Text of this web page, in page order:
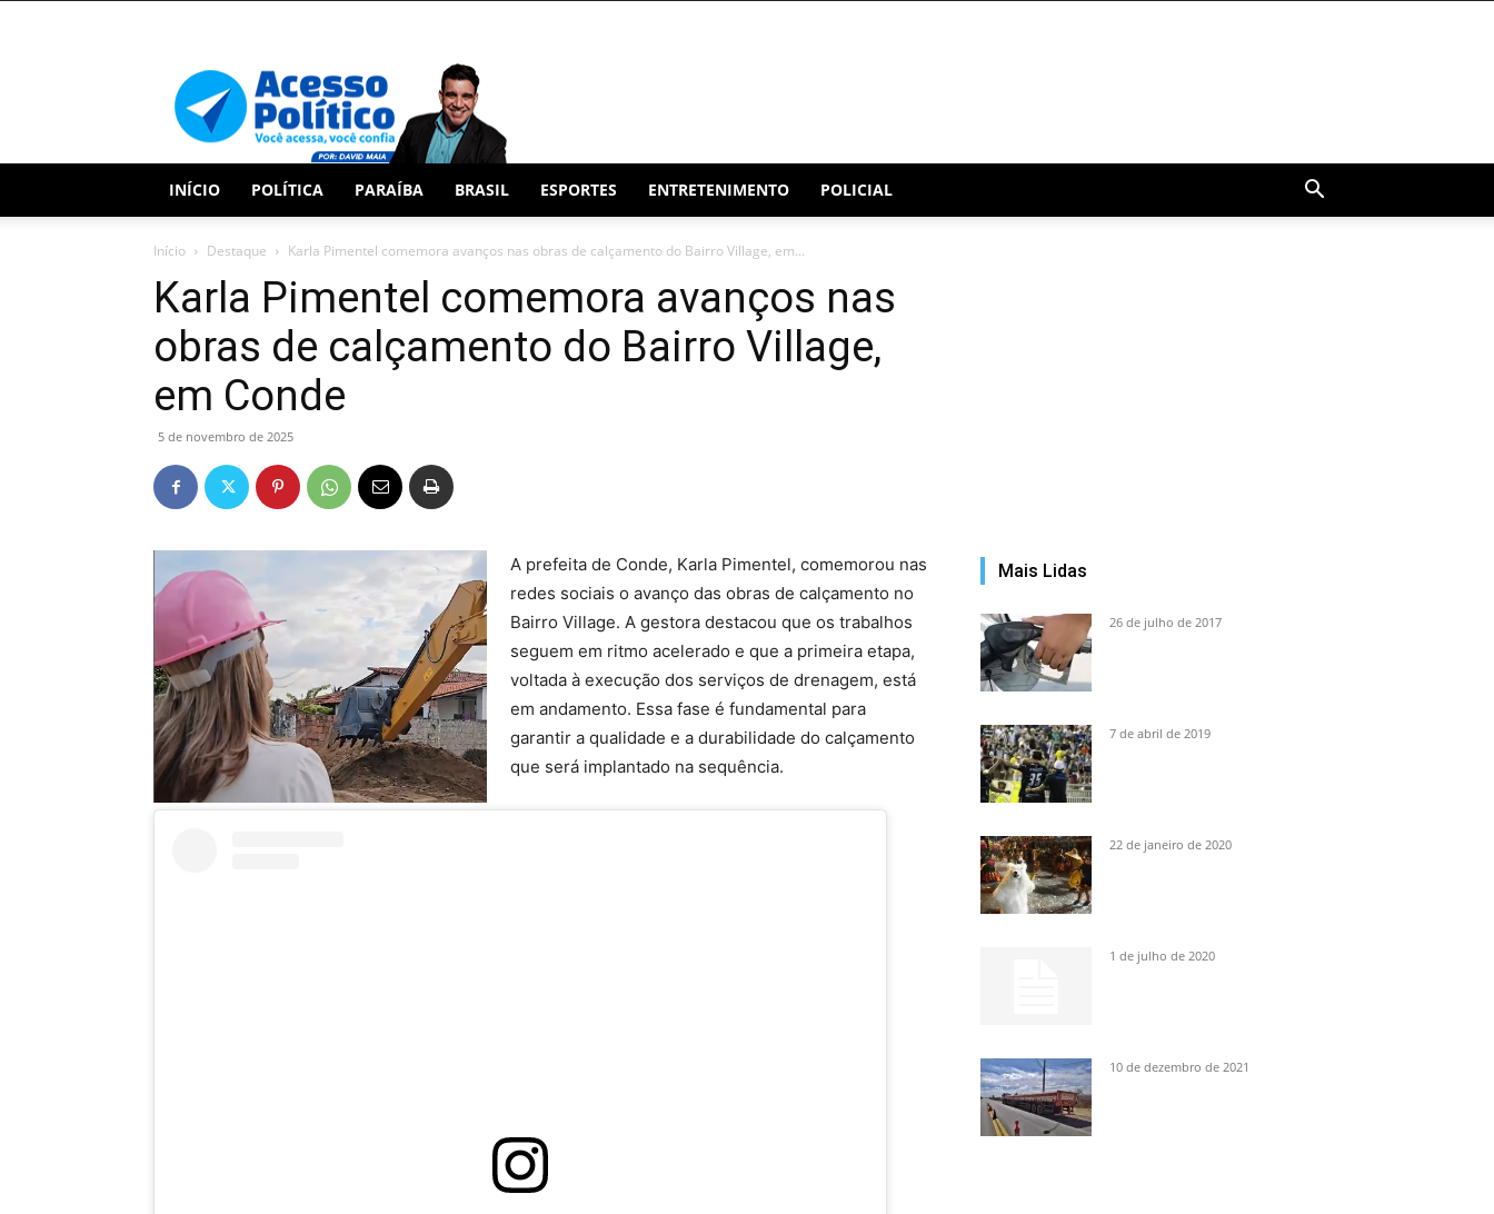
INÍCIO POLÍTICA PARAÍBA BRASIL ESPORTES ENTRETENIMENTO POLICIAL
Início Destaque Karla Pimentel comemora avanços nas obras de calçamento do Bairro Village, em...
Karla Pimentel comemora avanços nas
obras de calçamento do Bairro Village,
em Conde
5 de novembro de 2025
A prefeita de Conde, Karla Pimentel, comemorou nas
redes sociais o avanço das obras de calçamento no
Bairro Village. A gestora destacou que os trabalhos
seguem em ritmo acelerado e que a primeira etapa,
voltada à execução dos serviços de drenagem, está
em andamento. Essa fase é fundamental para
garantir a qualidade e a durabilidade do calçamento
que será implantado na sequência.
Mais Lidas
26 de julho de 2017
7 de abril de 2019
22 de janeiro de 2020
1 de julho de 2020
10 de dezembro de 2021